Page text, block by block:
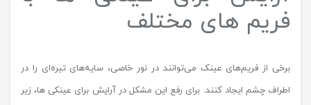
فریم های مختلف
برخی از فریم‌های عینک می‌توانند در نور خاصی، سایه‌های تیره‌ای را در
اطراف چشم ایجاد کنند. برای رفع این مشکل در آرایش برای عینکی ها، زیر